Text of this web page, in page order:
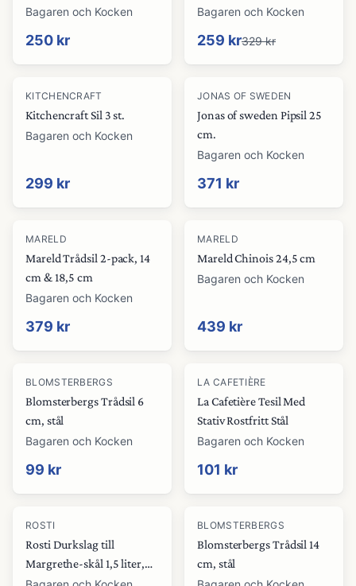
Bagaren och Kocken
250 kr
Bagaren och Kocken
259 kr329 kr
KITCHENCRAFT
Kitchencraft Sil 3 st.
Bagaren och Kocken
299 kr
JONAS OF SWEDEN
Jonas of sweden Pipsil 25
cm.
Bagaren och Kocken
371 kr
MARELD
Mareld Trådsil 2-pack, 14
cm & 18,5 cm
Bagaren och Kocken
379 kr
MARELD
Mareld Chinois 24,5 cm
Bagaren och Kocken
439 kr
BLOMSTERBERGS
Blomsterbergs Trådsil 6
cm, stål
Bagaren och Kocken
99 kr
LA CAFETIÈRE
La Cafetière Tesil Med
Stativ Rostfritt Stål
Bagaren och Kocken
101 kr
ROSTI
Rosti Durkslag till
Margrethe-skål 1,5 liter,
grön
BLOMSTERBERGS
Blomsterbergs Trådsil 14
cm, stål